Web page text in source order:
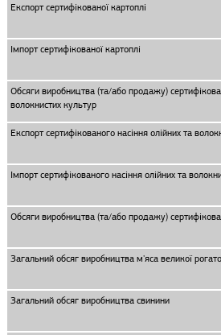
Експорт сертифікованої картоплі
Імпорт сертифікованої картоплі
Обсяги виробництва (та/або продажу)
волокнистих культур
Експорт сертифікованого насіння олійних та
Імпорт сертифікованого насіння олійних та
Обсяги виробництва (та/або продажу)
Загальний обсяг виробництва м'яса великої
Загальний обсяг виробництва свинини